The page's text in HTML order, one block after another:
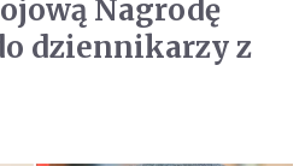
Nagrodę
dziennikarzy z